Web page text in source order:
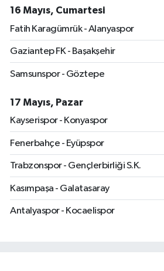
16 Mayıs, Cumartesi
Fatih Karagümrük - Alanyaspor
Gaziantep FK - Başakşehir
Samsunspor - Göztepe
17 Mayıs, Pazar
Kayserispor - Konyaspor
Fenerbahçe - Eyüpspor
Trabzonspor - Gençlerbirliği S.K.
Kasımpaşa - Galatasaray
Antalyaspor - Kocaelispor